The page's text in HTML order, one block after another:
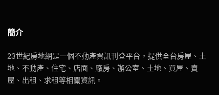
簡介
23世紀房地網是一個不動產資訊刊登平台，提供全台房屋、土
地、不動產、住宅、店面、廠房、辦公室、土地、買屋、賣
屋、出租、求租等相關資訊。